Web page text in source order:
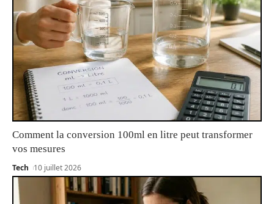
Comment la conversion 100ml en litre peut transformer
vos mesures
Tech 10 juillet 2026